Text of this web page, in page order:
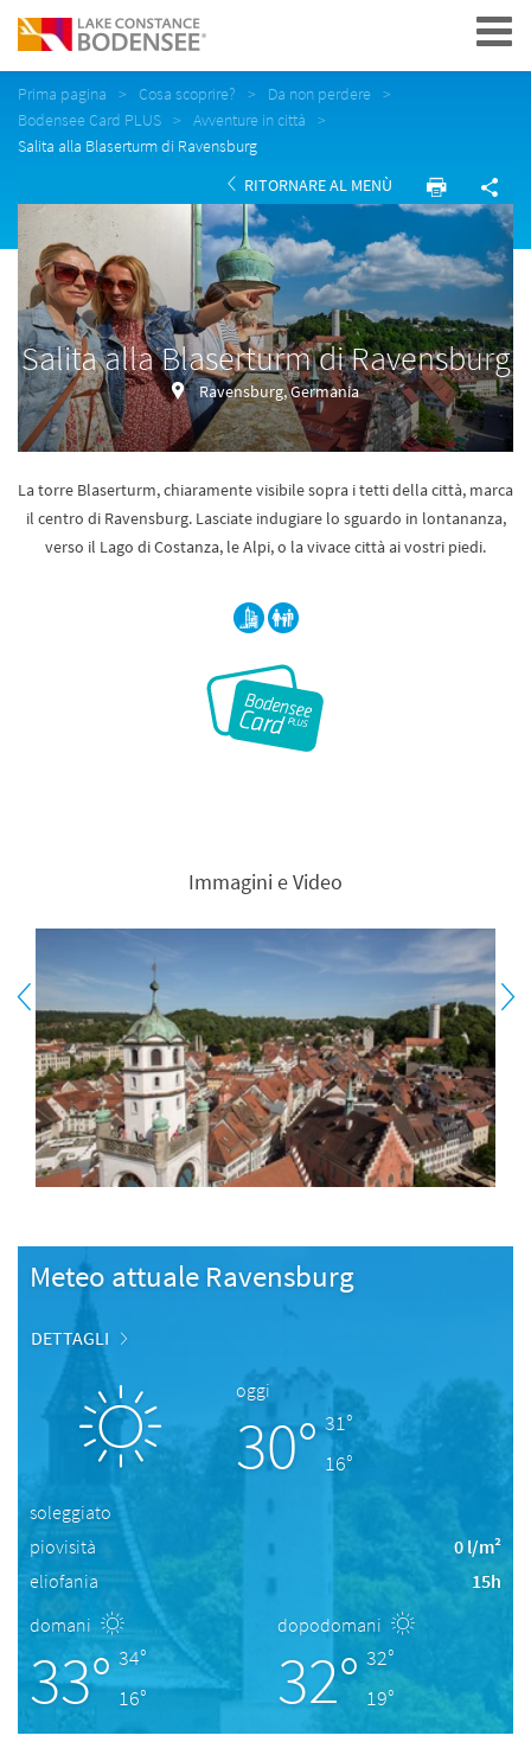
Navigation
Prima pagina Cosa scoprire?
Da non perdere
Bodensee Card PLUS
Avventure in città
Salita alla Blaserturm di Ravensburg
RITORNARE AL MENÙ
Salita alla Blaserturm di Ravensburg
Ravensburg, Germania
La torre Blaserturm, chiaramente visibile sopra i tetti della città, marca
il centro di Ravensburg. Lasciate indugiare lo sguardo in lontananza,
verso il Lago di Costanza, le Alpi, o la vivace città ai vostri piedi.
Immagini e Video
Meteo attuale Ravensburg
DETTAGLI
oggi
30° 31°
16°
soleggiato
piovisità
0 l/m²
eliofania
15h
domani
33° 34°
16°
dopodomani
32° 32°
19°